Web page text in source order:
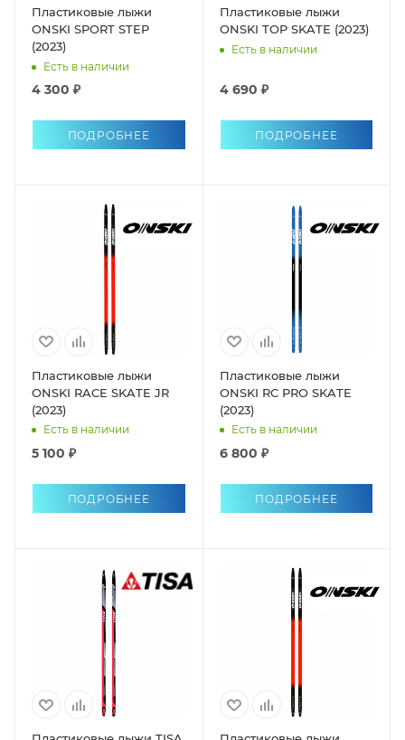
Пластиковые лыжи
ONSKI SPORT STEP
(2023)
Есть в наличии
4 300 ₽
ПОДРОБНЕЕ
Пластиковые лыжи
ONSKI TOP SKATE (2023)
Есть в наличии
4 690 ₽
ПОДРОБНЕЕ
Пластиковые лыжи
ONSKI RACE SKATE JR
(2023)
Есть в наличии
5 100 ₽
ПОДРОБНЕЕ
Пластиковые лыжи
ONSKI RC PRO SKATE
(2023)
Есть в наличии
6 800 ₽
ПОДРОБНЕЕ